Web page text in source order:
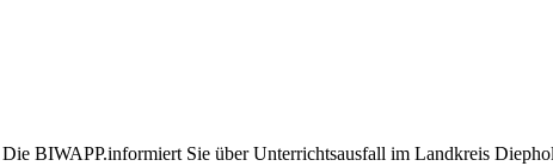
Die BIWAPP.informiert Sie über Unterrichtsausfall im Landkreis